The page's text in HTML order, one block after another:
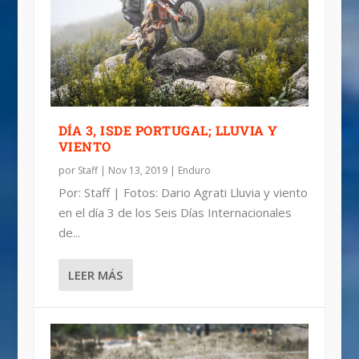
DÍA 3, ISDE PORTUGAL; LLUVIA Y
VIENTO
por Staff| Nov 13, 2019| Enduro
Por: Staff | Fotos: Dario Agrati Lluvia y viento
en el día 3 de los Seis Días Internacionales
de...
LEER MÁS